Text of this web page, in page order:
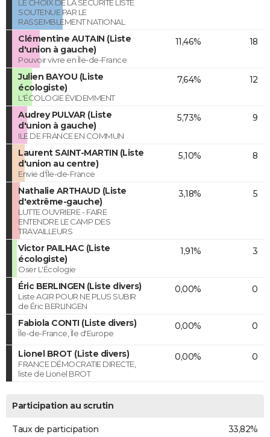
LE CHOIX DE LA SÉCURITÉ LISTE
SOUTENUE PAR LE
RASSEMBLEMENT NATIONAL
Clémentine AUTAIN (Liste
d'union à gauche)
Pouvoir vivre en Île-de-France
11,46% 18
Julien BAYOU (Liste
écologiste)
L'ÉCOLOGIE ÉVIDEMMENT
7,64% 12
Audrey PULVAR (Liste
d'union à gauche)
ILE DE FRANCE EN COMMUN
5,73% 9
Laurent SAINT-MARTIN (Liste
d'union au centre)
Envie d'Île-de-France
5,10% 8
Nathalie ARTHAUD (Liste
d'extrême-gauche)
LUTTE OUVRIERE - FAIRE
ENTENDRE LE CAMP DES
TRAVAILLEURS
3,18% 5
Victor PAILHAC (Liste
écologiste)
Oser L'Écologie
1,91% 3
Éric BERLINGEN (Liste divers)
Liste AGIR POUR NE PLUS SUBIR
de Éric BERLINGEN
0,00% 0
Fabiola CONTI (Liste divers)
Île-de-France, Île d'Europe
0,00% 0
Lionel BROT (Liste divers)
FRANCE DÉMOCRATIE DIRECTE,
liste de Lionel BROT
0,00% 0
Participation au scrutin
Taux de participation 33,82%